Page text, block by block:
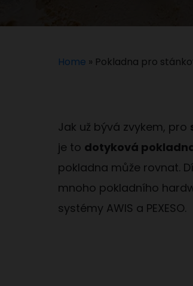
Home » Pokladna pro
Jak už bývá zvykem, pro
je to dotyková
pokladna může rovnat.
mnoho pokladního
systémy AWIS a PEXESO.